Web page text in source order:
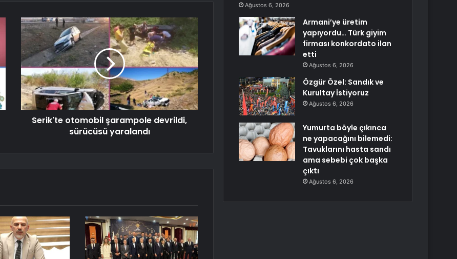
Serik'te otomobil şarampole devrildi,
sürücüsü yaralandı
Ağustos 6, 2026
Armani’ye üretim
yapıyordu… Türk giyim
firması konkordato ilan
etti
Ağustos 6, 2026
Özgür Özel: Sandık ve
Kurultay İstiyoruz
Ağustos 6, 2026
Yumurta böyle çıkınca
ne yapacağını bilemedi:
Tavuklarını hasta sandı
ama sebebi çok başka
çıktı
Ağustos 6, 2026